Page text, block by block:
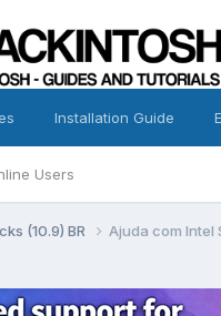
Users
Installation Guide
(10.9) BR Ajuda com